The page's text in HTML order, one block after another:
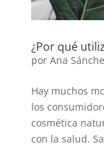
¿Por qué
por Ana
Hay muchos
los
cosmética
con la salud.